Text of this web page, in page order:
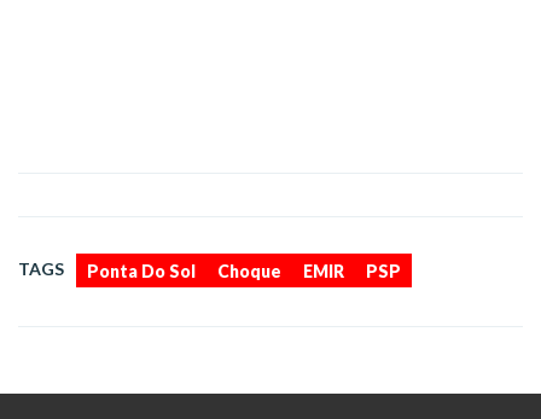
TAGS Ponta Do Sol Choque EMIR PSP